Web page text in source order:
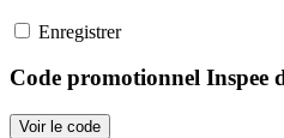
Enregistrer
Code promotionnel Inspee
Voir le code